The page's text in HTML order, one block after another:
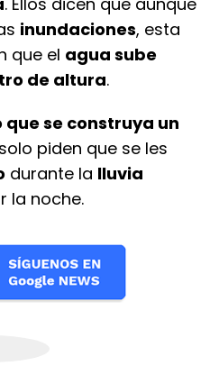
inundaciones, esta
que el agua sube
de altura.
que se construya un
piden que se les
durante la lluvia
la noche.